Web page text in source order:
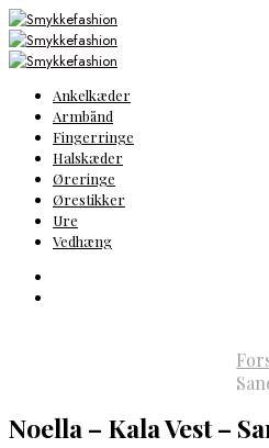
Ankelkæder
Armbånd
Fingerringe
Halskæder
Øreringe
Ørestikker
Ure
Vedhæng
Noella – Kala Vest –